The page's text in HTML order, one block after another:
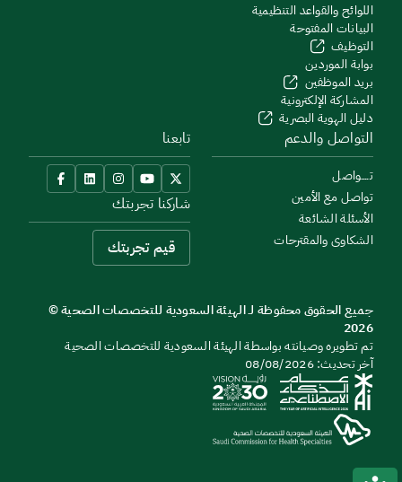
اللوائح والقواعد التنظيمية
البيانات المفتوحة
التوظيف
بوابة الموردين
بريد الموظفين
المشاركة الإلكترونية
دليل الهوية البصرية
التواصل والدعم
تــــواصل
تواصل مع الأمين
الأسئلة الشائعة
الشكاوى والمقترحات
تابعنا
شاركنا تجربتك
قيم تجربتك
جميع الحقوق محفوظة لـ الهيئة السعودية للتخصصات الصحية ©
2026
تم تطويره وصيانته بواسطة الهيئة السعودية للتخصصات الصحية
آخر تحديث: 08/08/2026